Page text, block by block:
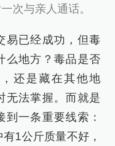
次与亲人通话。
易已经成功，但毒
么地方？毒品是否
还是藏在其他地
无法掌握。而就是
一条重要线索：
1公斤质量不好，